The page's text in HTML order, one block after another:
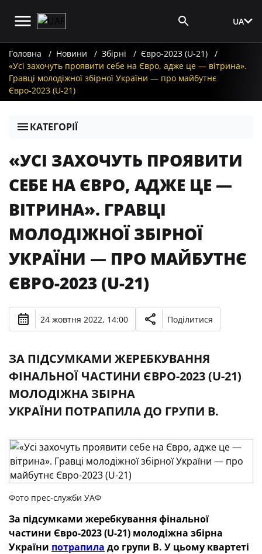
UA
Головна Новини Збірні
Євро-2023 (U-21)
«Усі захочуть проявити себе на Євро, адже це — вітрина».
Гравці молодіжної збірної України — про майбутнє
Євро-2023 (U-21)
КАТЕГОРІЇ
«УСІ ЗАХОЧУТЬ ПРОЯВИТИ
СЕБЕ НА ЄВРО, АДЖЕ ЦЕ —
ВІТРИНА». ГРАВЦІ
МОЛОДІЖНОЇ ЗБІРНОЇ
УКРАЇНИ — ПРО МАЙБУТНЄ
ЄВРО-2023 (U-21)
24 жовтня 2022, 14:00 Поділитися
ЗА ПІДСУМКАМИ ЖЕРЕБКУВАННЯ
ФІНАЛЬНОЇ ЧАСТИНИ ЄВРО-2023 (U-21)
МОЛОДІЖНА ЗБІРНА
УКРАЇНИ ПОТРАПИЛА ДО ГРУПИ B.
Фото прес-служби УАФ
За підсумками жеребкування фінальної
частини Євро-2023 (U-21) молодіжна збірна
України потрапила до групи B. У цьому квартеті